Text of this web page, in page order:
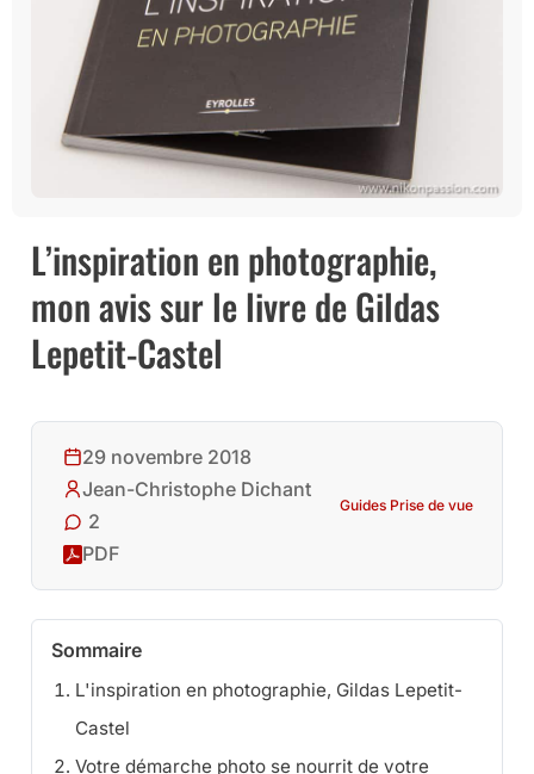
L’inspiration en photographie,
mon avis sur le livre de Gildas
Lepetit-Castel
29 novembre 2018
Jean-Christophe Dichant
2
PDF
Guides Prise de vue
Sommaire
L'inspiration en photographie, Gildas Lepetit-
Castel
Votre démarche photo se nourrit de votre